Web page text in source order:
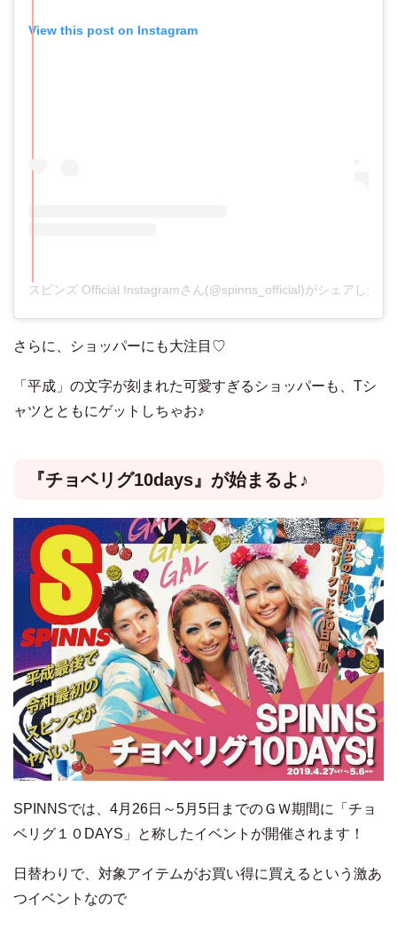
View this post on Instagram
スピンズ Official Instagramさん(@spinns_official)がシェアした投
さらに、ショッパーにも大注目♡
「平成」の文字が刻まれた可愛すぎるショッパーも、Tシ
ャツとともにゲットしちゃお♪
『チョベリグ10days』が始まるよ♪
SPINNSでは、4月26日～5月5日までのＧＷ期間に「チョ
ベリグ１０DAYS」と称したイベントが開催されます！
日替わりで、対象アイテムがお買い得に買えるという激あ
つイベントなので